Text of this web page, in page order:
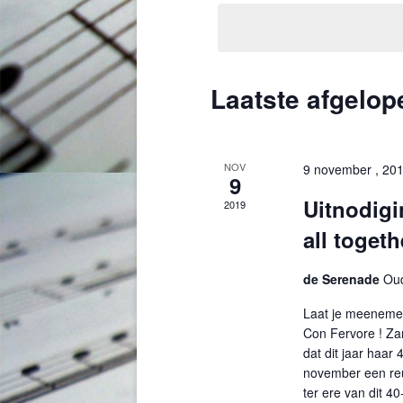
Laatste
NOV
9
2019
9 november ,
all
de Serenade
Laat je
Con Fervore !
dat dit jaar haar
november een
ter ere van dit